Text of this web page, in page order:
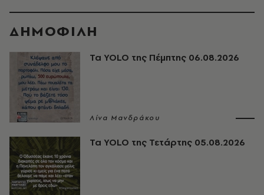
ΔΗΜΟΦΙΛΗ
Τα YOLO της Πέμπτης 06.08.2026
Λίνα Μανδράκου
Τα YOLO της Τετάρτης 05.08.2026